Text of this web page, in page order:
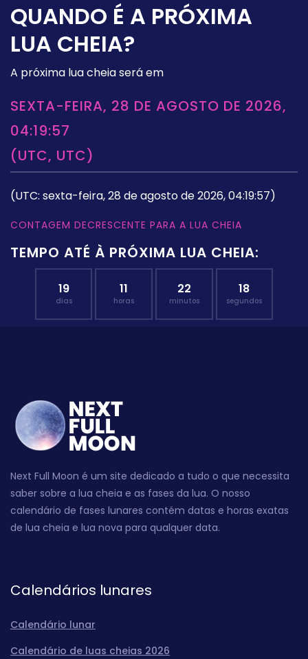
QUANDO É A PRÓXIMA
LUA CHEIA?
A próxima lua cheia será em
SEXTA-FEIRA, 28 DE AGOSTO DE 2026,
04:19:57
(UTC, UTC)
(UTC: sexta-feira, 28 de agosto de 2026, 04:19:57)
CONTAGEM DECRESCENTE PARA A LUA CHEIA
TEMPO ATÉ À PRÓXIMA LUA CHEIA:
19
dias
11
horas
22
minutos
17
segundos
Next Full Moon é um site dedicado a tudo o que necessita
saber sobre a lua cheia e as fases da lua. O nosso
calendário de fases lunares contém datas e horas exatas
de lua cheia e lua nova para qualquer data.
Calendários lunares
Calendário lunar
Calendário de luas cheias 2026